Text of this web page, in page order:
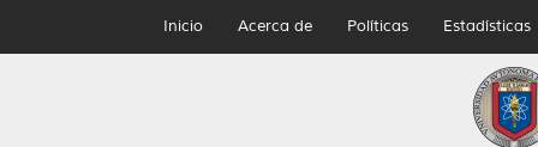
Inicio Acerca de Políticas Estadísticas